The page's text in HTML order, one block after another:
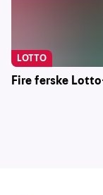
Fire ferske
LOTTO